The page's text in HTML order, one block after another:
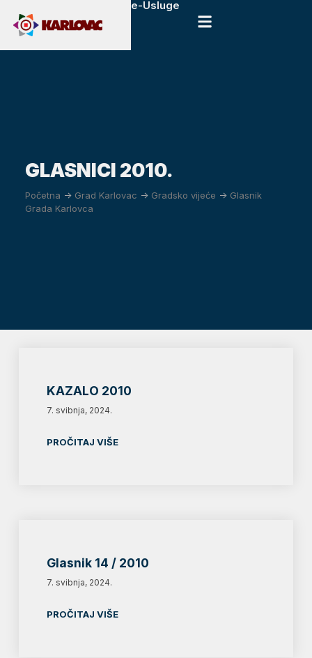
e-Usluge
GLASNICI 2010.
Početna -> Grad Karlovac -> Gradsko vijeće -> Glasnik
Grada Karlovca
KAZALO 2010
7. svibnja, 2024.
PROČITAJ VIŠE
Glasnik 14 / 2010
7. svibnja, 2024.
PROČITAJ VIŠE